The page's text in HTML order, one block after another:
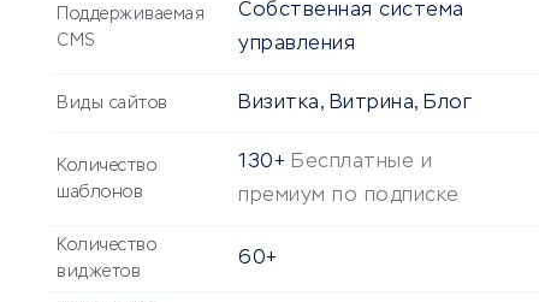
Поддерживаемая
CMS
Собственная система
управления
Виды сайтов Визитка, Витрина, Блог
Количество
шаблонов
130+ Бесплатные и
премиум по подписке
Количество
виджетов
60+